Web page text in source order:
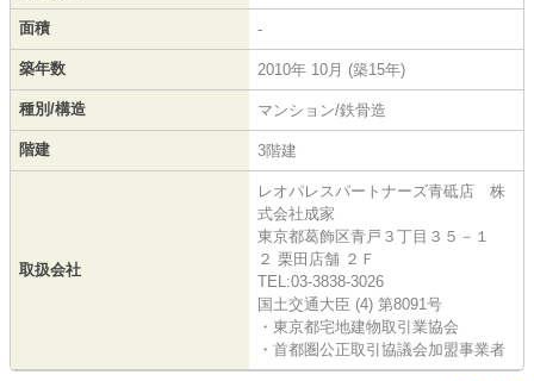
面積 -
築年数 2010年 10月 (築15年)
種別/構造 マンション/鉄骨造
階建 3階建
取扱会社
レオパレスパートナーズ青砥店 株
式会社成家
東京都葛飾区青戸３丁目３５－１
２ 栗田店舗 ２Ｆ
TEL:03-3838-3026
国土交通大臣 (4) 第8091号
・東京都宅地建物取引業協会
・首都圏公正取引協議会加盟事業者